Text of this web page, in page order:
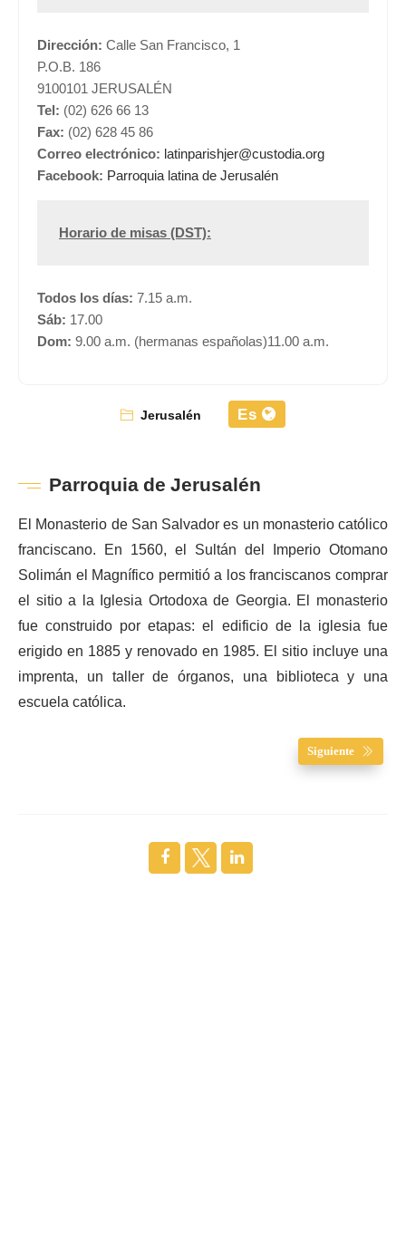
Jerusalén Es
Parroquia de Jerusalén
El Monasterio de San Salvador es un monasterio católico
franciscano. En 1560, el Sultán del Imperio Otomano
Solimán el Magnífico permitió a los franciscanos comprar
el sitio a la Iglesia Ortodoxa de Georgia. El monasterio
fue construido por etapas: el edificio de la iglesia fue
erigido en 1885 y renovado en 1985. El sitio incluye una
imprenta, un taller de órganos, una biblioteca y una
escuela católica.
Siguiente
Dirección:Calle San Francisco, 1
P.O.B. 186
9100101 JERUSALÉN
Tel:(02) 626 66 13
Fax:(02) 628 45 86
Correo electrónico:latinparishjer@custodia.org
Facebook:Parroquia latina de Jerusalén
Horario de misas (DST):
Todos los días:7.15 a.m.
Sáb:17.00
Dom:9.00 a.m. (hermanas españolas)11.00 a.m.